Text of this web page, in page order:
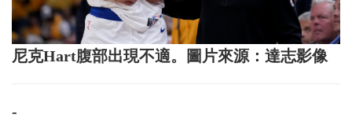
尼克Hart腹部出現不適。圖片來源：達志影像
-